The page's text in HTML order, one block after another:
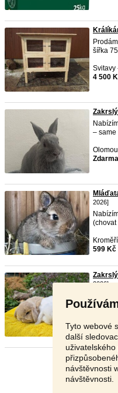
Tyto webové
další
návštěvnosti
návštěvnosti.
šířka
Svitavy
4 500
– same
Zdarma
2026]
(chovat
599 Kč
2026]
3 000